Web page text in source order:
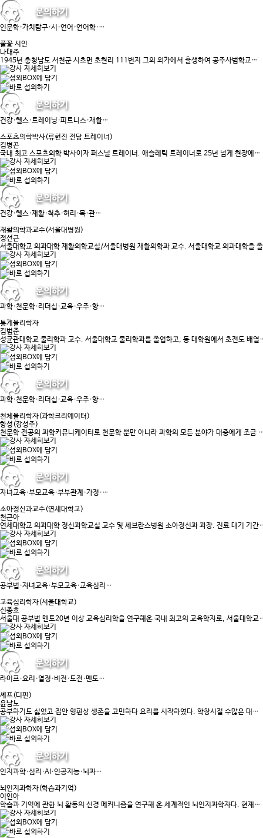
인문학·가치탐구·시·언어·언어학·…
풀꽃 시인
나태주
1945년 충청남도 서천군 시초면 초현리 111번지 그의 외가에서 출생하여 공주사범학교…
건강·헬스·트레이닝·피트니스·재활…
스포츠의학박사(류현진 전담 트레이너)
김병곤
국내 최고 스포츠의학 박사이자 퍼스널 트레이너. 애슬레틱 트레이너로 25년 넘게 현장에…
건강·헬스·재활·척추·허리·목·관…
재활의학과교수(서울대병원)
정선근
서울대학교 의과대학 재활의학교실/서울대병원 재활의학과 교수. 서울대학교 의과대학을
과학·천문학·리더십·교육·우주·항…
통계물리학자
김범준
성균관대학교 물리학과 교수. 서울대학교 물리학과를 졸업하고, 동 대학원에서 초전도 배
과학·천문학·리더십·교육·우주·항…
천체물리학자(과학크리에이터)
항성(강성주)
천문학 전공의 과학커뮤니케이터로 천문학 뿐만 아니라 과학의 모든 분야가 대중에게 조금
자녀교육·부모교육·부부관계·가정·…
소아정신과교수(연세대학교)
천근아
연세대학교 의과대학 정신과학교실 교수 및 세브란스병원 소아정신과 과장. 진료 대기 기간
공부법·자녀교육·부모교육·교육심리…
교육심리학자(서울대학교)
신종호
서울대 공부법 멘토20년 이상 교육심리학을 연구해온 국내 최고의 교육학자로, 서울대학교
라이프·요리·열정·비전·도전·멘토…
셰프(디핀)
윤남노
공부하기도 싫었고 집안 형편상 생존을 고민하다 요리를 시작하였다. 학창시절 수많은 대…
인지과학·심리·AI·인공지능·뇌과…
뇌인지과학자(학습과기억)
이인아
학습과 기억에 관한 뇌 활동의 신경 메커니즘을 연구해 온 세계적인 뇌인지과학자다. 현재…